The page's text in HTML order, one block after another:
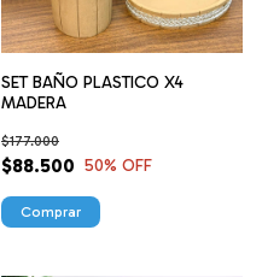
SET BAÑO PLASTICO X4
MADERA
$88.500
$177.000
50% OFF